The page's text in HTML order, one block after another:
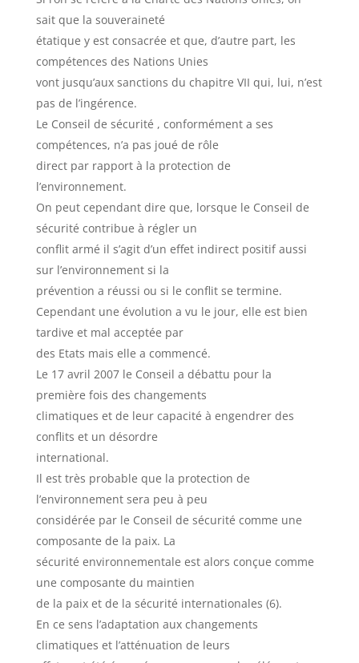
sait que la souveraineté
étatique y est consacrée et que, d’autre part, les
compétences des Nations Unies
vont jusqu’aux sanctions du chapitre VII qui, lui, n’est
pas de l’ingérence.
Le Conseil de sécurité , conformément a ses
compétences, n’a pas joué de rôle
direct par rapport à la protection de
l’environnement.
On peut cependant dire que, lorsque le Conseil de
sécurité contribue à régler un
conflit armé il s’agit d’un effet indirect positif aussi
sur l’environnement si la
prévention a réussi ou si le conflit se termine.
Cependant une évolution a vu le jour, elle est bien
tardive et mal acceptée par
des Etats mais elle a commencé.
Le 17 avril 2007 le Conseil a débattu pour la
première fois des changements
climatiques et de leur capacité à engendrer des
conflits et un désordre
international.
Il est très probable que la protection de
l’environnement sera peu à peu
considérée par le Conseil de sécurité comme une
composante de la paix. La
sécurité environnementale est alors conçue comme
une composante du maintien
de la paix et de la sécurité internationales (6).
En ce sens l’adaptation aux changements
climatiques et l’atténuation de leurs